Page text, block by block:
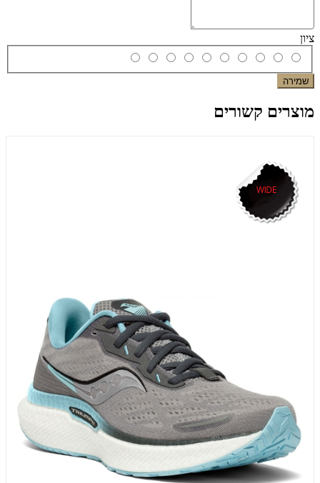
ציון
שמירה
מוצרים קשורים